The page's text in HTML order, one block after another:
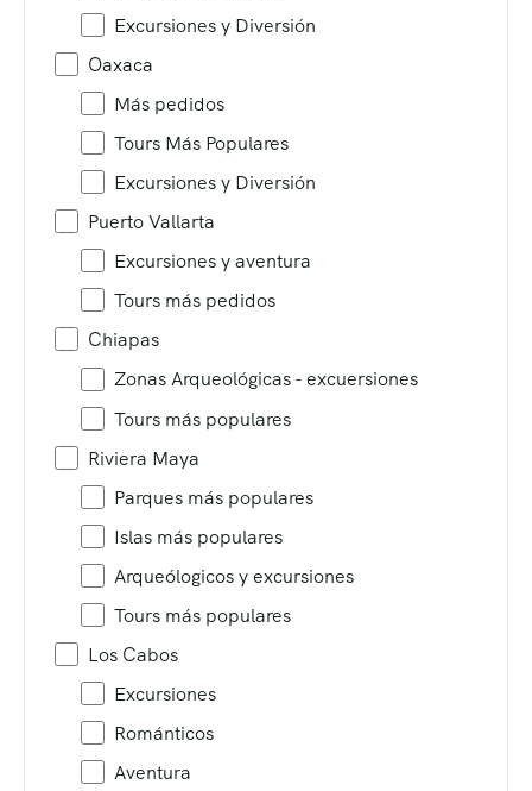
Excursiones y Diversión
Oaxaca
Más pedidos
Tours Más Populares
Excursiones y Diversión
Puerto Vallarta
Excursiones y aventura
Tours más pedidos
Chiapas
Zonas Arqueológicas - excuersiones
Tours más populares
Riviera Maya
Parques más populares
Islas más populares
Arqueólogicos y excursiones
Tours más populares
Los Cabos
Excursiones
Románticos
Aventura